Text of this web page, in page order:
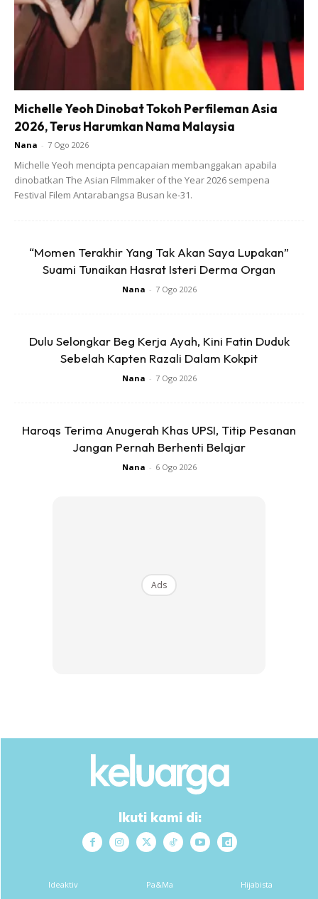
pagi tadi saya main golf, tak perasan lobang sprinkler
dan sy jatuh/terseliuh kaki kiri saya ….. alhamdulillah
terima kasih kerana ramai yg mendoakan …..
Michelle Yeoh Dinobat Tokoh Perfileman Asia
2026, Terus Harumkan Nama Malaysia
Nana - 7 Ogo 2026
Michelle Yeoh mencipta pencapaian membanggakan apabila
dinobatkan The Asian Filmmaker of the Year 2026 sempena
Festival Filem Antarabangsa Busan ke-31.
“Momen Terakhir Yang Tak Akan Saya Lupakan”
Suami Tunaikan Hasrat Isteri Derma Organ
Nana - 7 Ogo 2026
Dulu Selongkar Beg Kerja Ayah, Kini Fatin Duduk
Sebelah Kapten Razali Dalam Kokpit
Nana - 7 Ogo 2026
Haroqs Terima Anugerah Khas UPSI, Titip Pesanan
Jangan Pernah Berhenti Belajar
Nana - 6 Ogo 2026
Ads
Ikuti kami di:
Ideaktiv Pa&Ma Hijabista